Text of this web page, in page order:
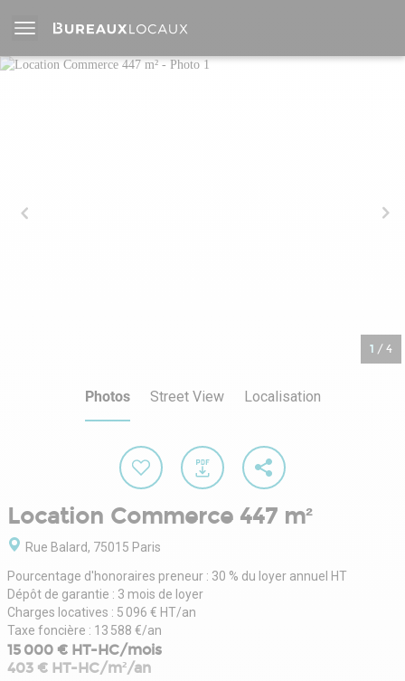
1 / 4
Photos Street View Localisation
Location Commerce 447 m²
Rue Balard, 75015 Paris
Pourcentage d'honoraires preneur : 30 % du loyer annuel HT
Dépôt de garantie : 3 mois de loyer
Charges locatives : 5 096 € HT/an
Taxe foncière : 13 588 €/an
15 000 € HT-HC/mois
403 € HT-HC/m²/an